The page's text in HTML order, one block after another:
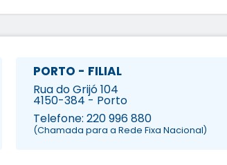
PORTO - FILIAL
Rua do Grijó 104
4150-384 - Porto
Telefone: 220 996 880
(Chamada para a Rede Fixa Nacional)